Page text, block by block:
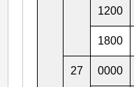
1200
1800
27 0000